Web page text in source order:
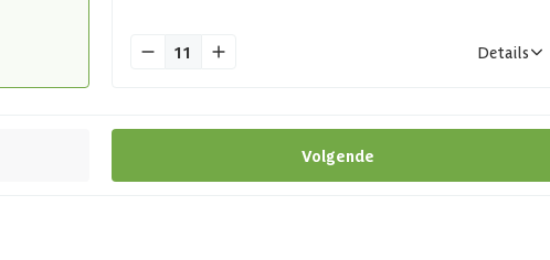
11 Details
Volgende